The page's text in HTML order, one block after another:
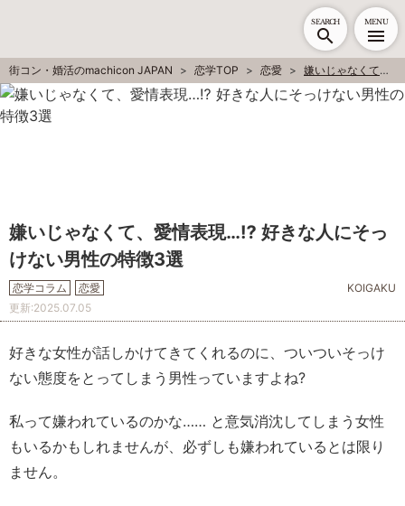
SEARCH MENU
街コン・婚活のmachicon JAPAN 恋学TOP 恋愛 嫌いじゃなくて、愛情表現…⁉ 好きな人にそっけない男性の特徴3選
嫌いじゃなくて、愛情表現…⁉ 好きな人にそっ
けない男性の特徴3選
恋学コラム 恋愛
KOIGAKU
更新:2025.07.05
好きな女性が話しかけてきてくれるのに、ついついそっけ
ない態度をとってしまう男性っていますよね?
私って嫌われているのかな…… と意気消沈してしまう女性
もいるかもしれませんが、必ずしも嫌われているとは限り
ません。